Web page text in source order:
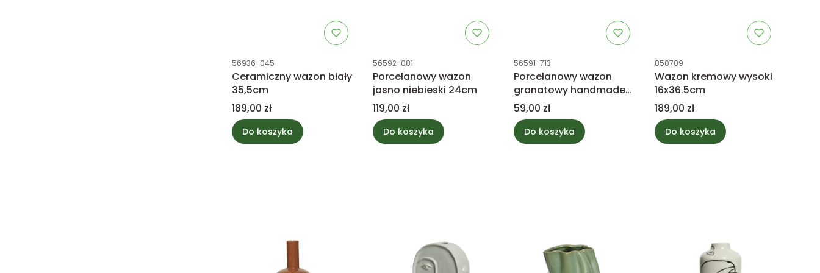
Kod produktu
56936-045
Ceramiczny wazon biały
35,5cm
Cena
189,00 zł
Do koszyka
Kod produktu
56592-081
Porcelanowy wazon
jasno niebieski 24cm
Cena
119,00 zł
Do koszyka
Kod produktu
56591-713
Porcelanowy wazon
granatowy handmade
14,5cm
Cena
59,00 zł
Do koszyka
Kod produktu
850709
Wazon kremowy wysoki
16x36.5cm
Cena
189,00 zł
Do koszyka